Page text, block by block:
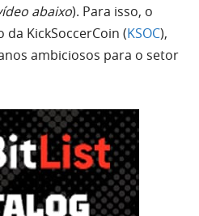
abaixo). Para isso, o
KickSoccerCoin (KSOC),
ambiciosos para o setor